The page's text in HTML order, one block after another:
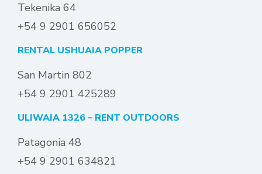
Tekenika 64
+54 9 2901 656052
RENTAL USHUAIA POPPER
San Martin 802
+54 9 2901 425289
ULIWAIA 1326 – RENT OUTDOORS
Patagonia 48
+54 9 2901 634821